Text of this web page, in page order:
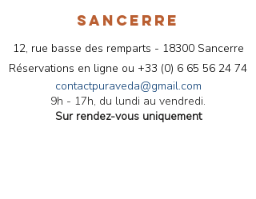
SANCERRE
12, rue basse des remparts - 18300 Sancerre
Réservations en ligne ou +33 (0) 6 65 56 24 74
contactpuraveda@gmail.com
9h - 17h, du lundi au vendredi.
Sur rendez-vous uniquement